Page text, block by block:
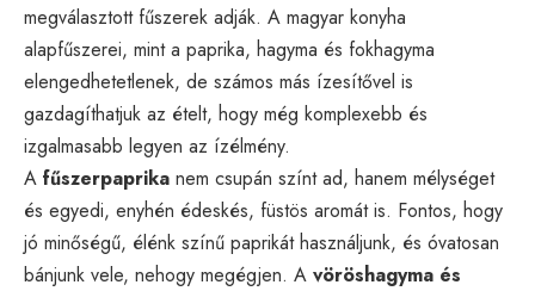
megválasztott fűszerek adják. A magyar konyha
alapfűszerei, mint a paprika, hagyma és fokhagyma
elengedhetetlenek, de számos más ízesítővel is
gazdagíthatjuk az ételt, hogy még komplexebb és
izgalmasabb legyen az ízélmény.
A fűszerpaprika nem csupán színt ad, hanem mélységet
és egyedi, enyhén édeskés, füstös aromát is. Fontos, hogy
jó minőségű, élénk színű paprikát használjunk, és óvatosan
bánjunk vele, nehogy megégjen. A vöröshagyma és